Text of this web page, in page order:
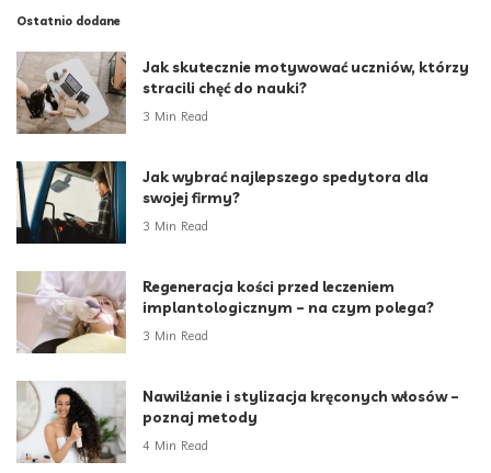
Ostatnio dodane
Jak skutecznie motywować uczniów, którzy
stracili chęć do nauki?
3 Min Read
Jak wybrać najlepszego spedytora dla
swojej firmy?
3 Min Read
Regeneracja kości przed leczeniem
implantologicznym – na czym polega?
3 Min Read
Nawilżanie i stylizacja kręconych włosów –
poznaj metody
4 Min Read